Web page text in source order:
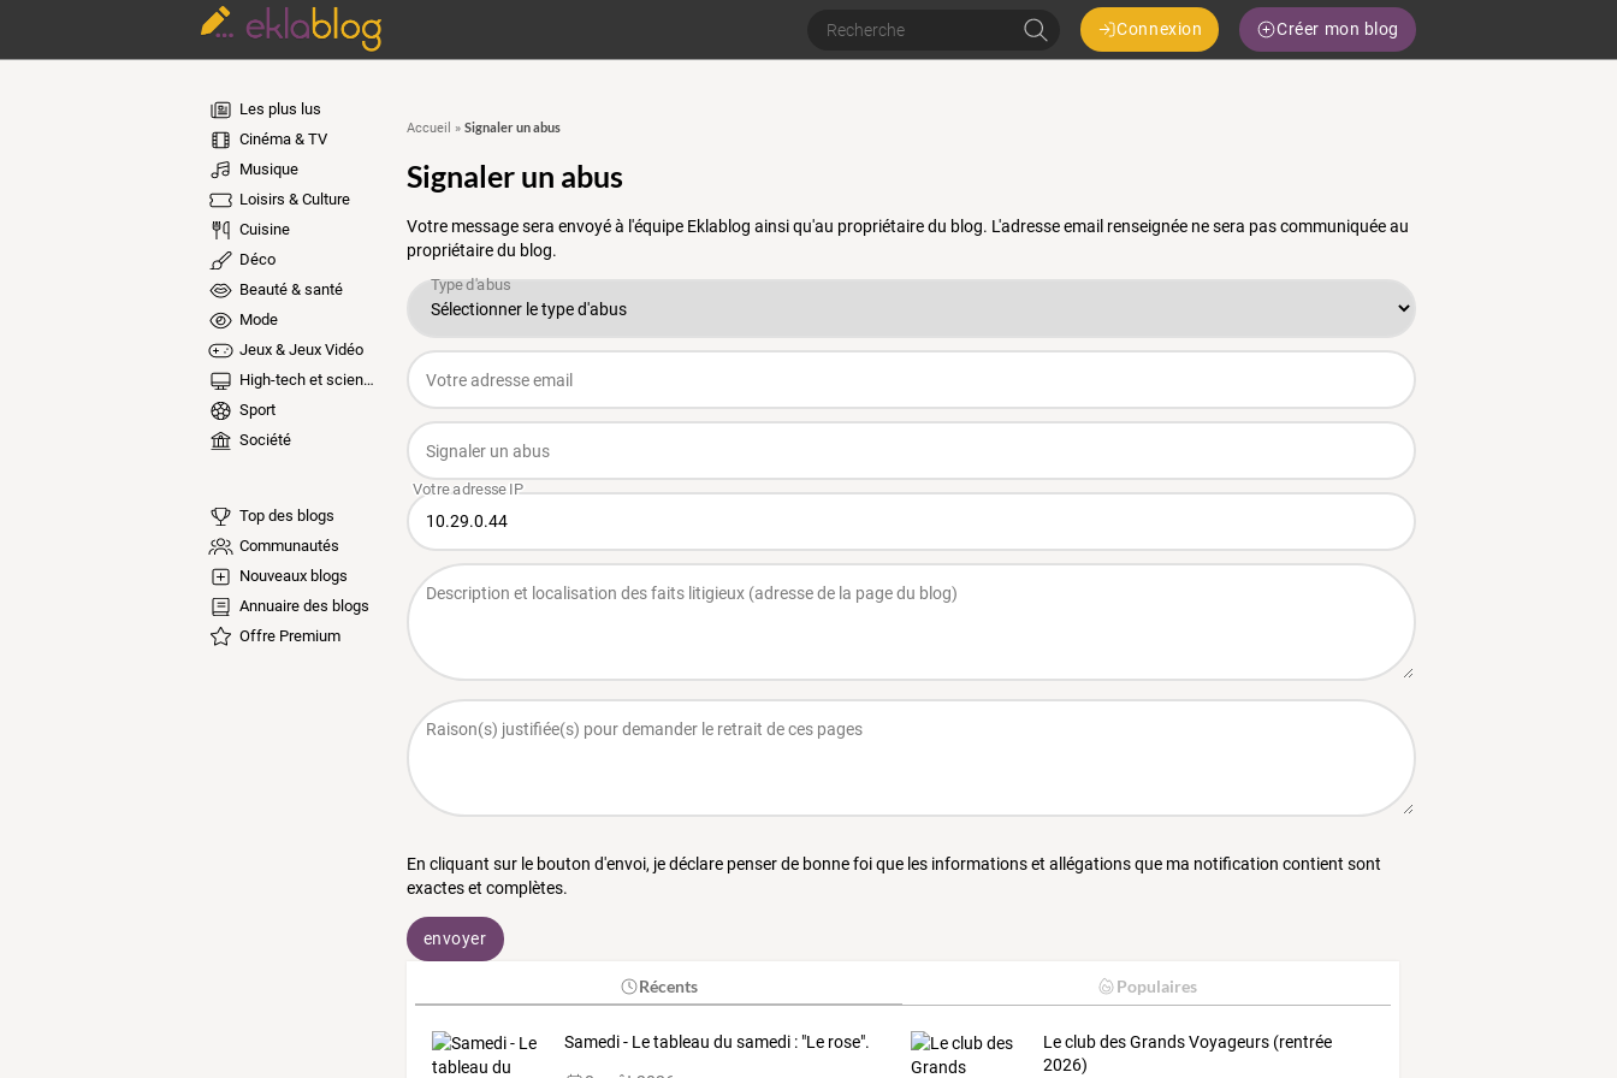
Connexion Créer mon blog
Les plus lus
Cinéma & TV
Musique
Loisirs & Culture
Cuisine
Déco
Beauté & santé
Mode
Jeux & Jeux Vidéo
High-tech et sciences
Sport
Société
Top des blogs
Communautés
Nouveaux blogs
Annuaire des blogs
Offre Premium
Accueil » Signaler un abus
Signaler un abus
Votre message sera envoyé à l'équipe Eklablog ainsi qu'au propriétaire du blog. L'adresse email renseignée ne sera pas communiquée au
propriétaire du blog.
En cliquant sur le bouton d'envoi, je déclare penser de bonne foi que les informations et allégations que ma notification contient sont
exactes et complètes.
envoyer
Récents Populaires
Samedi - Le tableau du samedi : "Le rose".
Le club des Grands Voyageurs (rentrée
2026)